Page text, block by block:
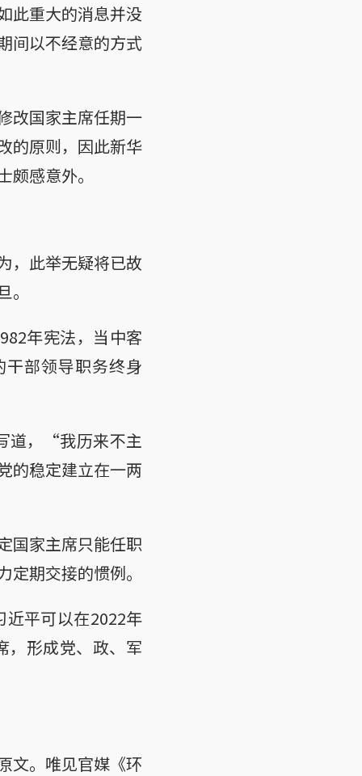
此重大的消息并没
间以不经意的方式
改国家主席任期一
的原则，因此新华
感意外。
，此举无疑将已故
年宪法，当中客
部领导职务终身
道，“我历来不主
的稳定建立在一两
国家主席只能任职
期交接的惯例。
平可以在2022年
，形成党、政、军
文。唯见官媒《环